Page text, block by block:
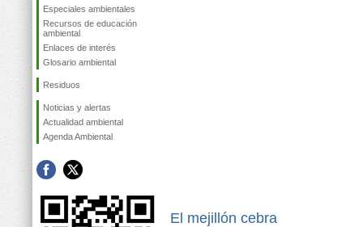
Especiales ambientales
Recursos de educación
ambiental
Enlaces de interés
Glosario ambiental
Residuos
Noticias y alertas
Actualidad ambiental
Agenda Ambiental
El mejillón cebra